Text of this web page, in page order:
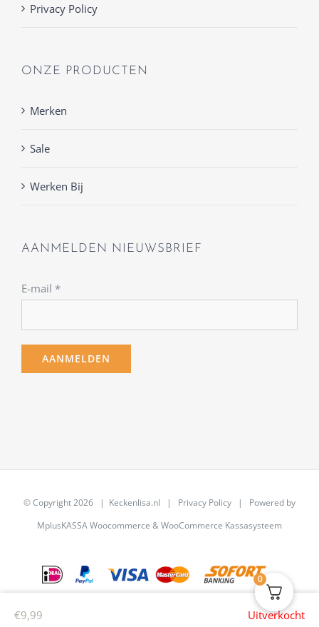
€9,99 Uitverkocht
Privacy Policy
ONZE PRODUCTEN
Merken
Sale
Werken Bij
AANMELDEN NIEUWSBRIEF
E-mail *
© Copyright2026 | Keckenlisa.nl | Privacy Policy | Powered by
MplusKASSA Woocommerce &WooCommerce Kassasysteem
0